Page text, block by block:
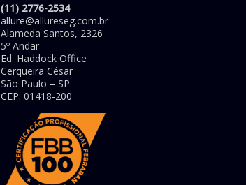
(11) 2776-2534
allure@allureseg.com.br
Alameda Santos, 2326
5º Andar
Ed. Haddock Office
Cerqueira César
São Paulo – SP
CEP: 01418-200